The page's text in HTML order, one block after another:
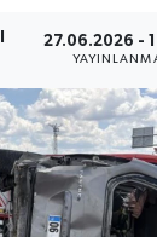
27.06.2026 -